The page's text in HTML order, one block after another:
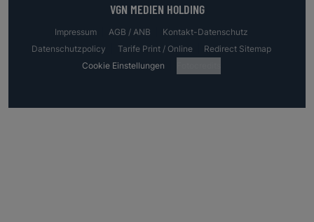
VGN MEDIEN HOLDING
Impressum AGB / ANB
Kontakt-Datenschutz
Datenschutzpolicy
Tarife Print / Online
Redirect Sitemap
Cookie Einstellungen